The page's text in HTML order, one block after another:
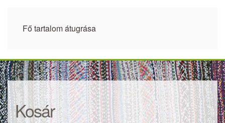
Fő tartalom átugrása
Kosár